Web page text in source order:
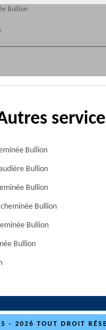
Bullion
Bullion
Bullion
Bullion
Bullion
Bullion
Bullion
- 2026 TOUT DROIT